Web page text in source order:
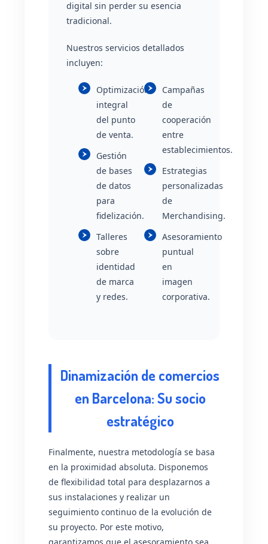
digital sin perder su esencia
tradicional.
Nuestros servicios detallados
incluyen:
Optimización
integral
del punto
de venta.
Gestión
de bases
de datos
para
fidelización.
Talleres
sobre
identidad
de marca
y redes.
Campañas
de
cooperación
entre
establecimientos.
Estrategias
personalizadas
de
Merchandising.
Asesoramiento
puntual
en
imagen
corporativa.
Dinamización de comercios
en Barcelona: Su socio
estratégico
Finalmente, nuestra metodología se basa
en la proximidad absoluta. Disponemos
de flexibilidad total para desplazarnos a
sus instalaciones y realizar un
seguimiento continuo de la evolución de
su proyecto. Por este motivo,